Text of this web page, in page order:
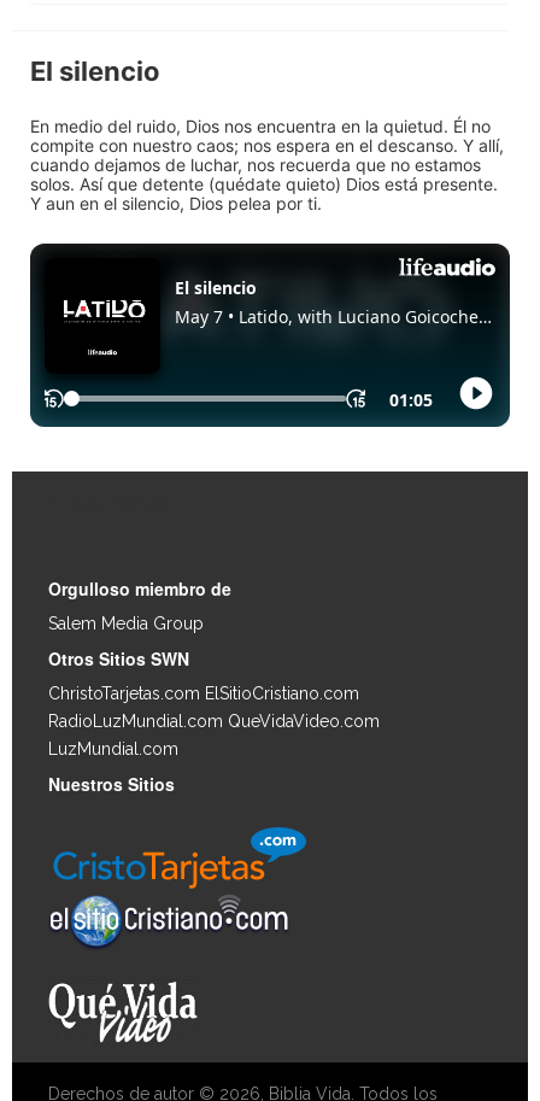
El silencio
En medio del ruido, Dios nos encuentra en la quietud. Él no
compite con nuestro caos; nos espera en el descanso. Y allí,
cuando dejamos de luchar, nos recuerda que no estamos
solos. Así que detente (quédate quieto) Dios está presente.
Y aun en el silencio, Dios pelea por ti.
Orgulloso miembro de
Salem Media Group
Otros Sitios SWN
ChristoTarjetas.com ElSitioCristiano.com
RadioLuzMundial.com QueVidaVideo.com
LuzMundial.com
Nuestros Sitios
Derechos de autor © 2026, Biblia Vida. Todos los